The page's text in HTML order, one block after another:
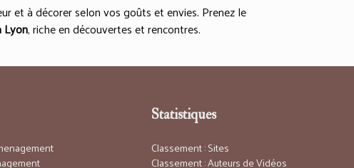
et à décorer selon vos goûts et envies. Prenez le
Lyon, riche en découvertes et rencontres.
Statistiques
Classement : Sites
Classement : Auteurs de Vidéos